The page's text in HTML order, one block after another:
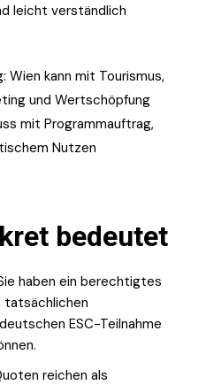
leicht verständlich
kann mit Tourismus,
und Wertschöpfung
mit Programmauftrag,
Nutzen
bedeutet
haben ein berechtigtes
tatsächlichen
ESC-Teilnahme
reichen als